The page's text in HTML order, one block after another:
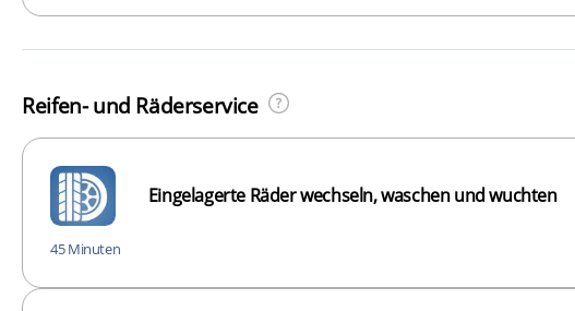
Reifen- und Räderservice
Eingelagerte Räder wechseln, waschen und wuchten
45 Minuten